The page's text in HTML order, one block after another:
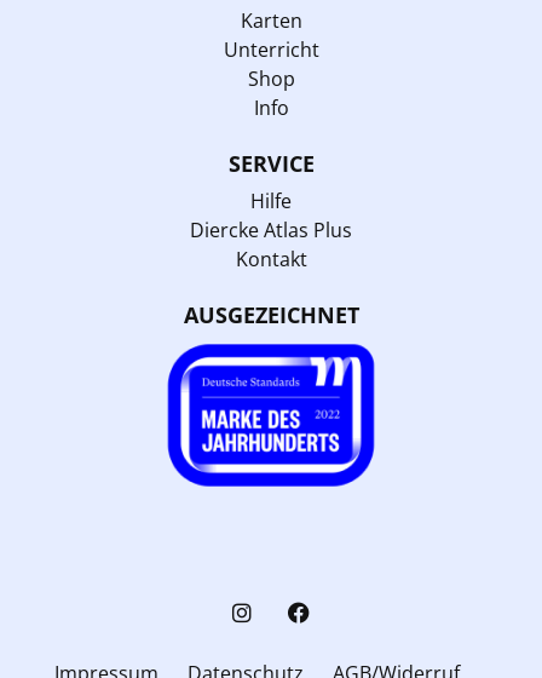
Karten
Unterricht
Shop
Info
SERVICE
Hilfe
Diercke Atlas Plus
Kontakt
AUSGEZEICHNET